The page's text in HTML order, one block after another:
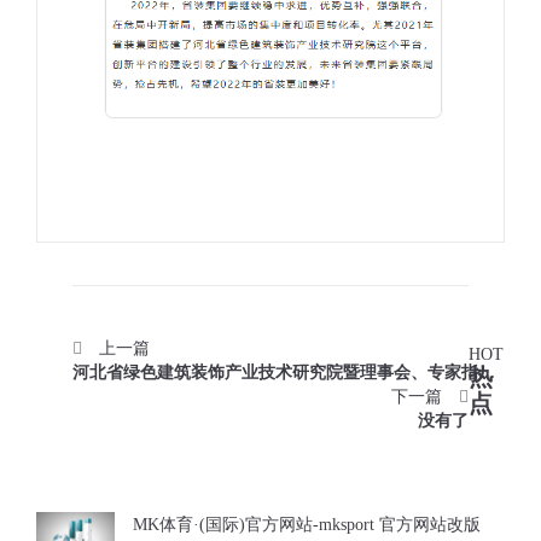
上一篇
河北省绿色建筑装饰产业技术研究院暨理事会、专家指导
下一篇
没有了
HOT
热
点
MK体育·(国际)官方网站-mksport 官方网站改版